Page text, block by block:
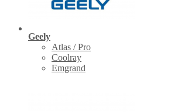
Geely
Atlas / Pro
Coolray
Emgrand